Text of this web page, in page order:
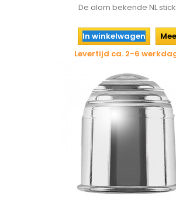
De alom bekende NL
In winkelwagen
Levertijd ca. 2-6